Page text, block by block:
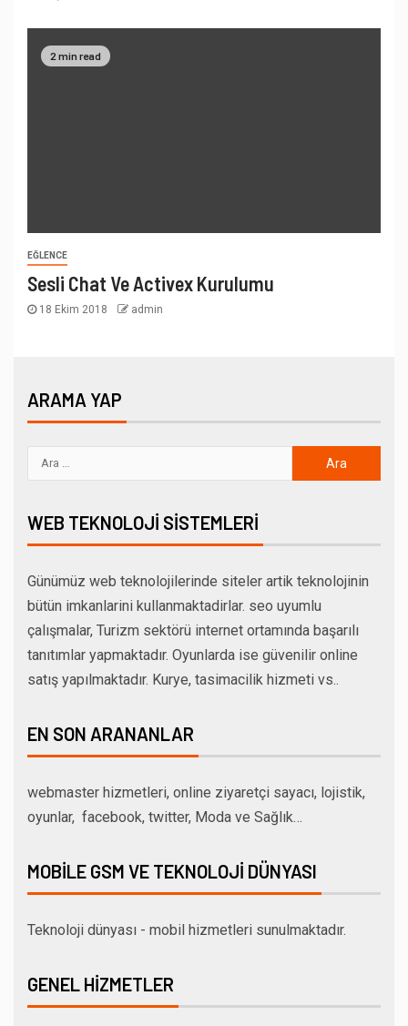
2 min read
EĞLENCE
Sesli Chat Ve Activex Kurulumu
18 Ekim 2018 admin
ARAMA YAP
WEB TEKNOLOJI SISTEMLERI
Günümüz web teknolojilerinde siteler artik teknolojinin
bütün imkanlarini kullanmaktadirlar. seo uyumlu
çalışmalar, Turizm sektörü internet ortamında başarılı
tanıtımlar yapmaktadır. Oyunlarda ise güvenilir online
satış yapılmaktadır. Kurye, tasimacilik hizmeti vs..
EN SON ARANANLAR
webmaster hizmetleri, online ziyaretçi sayacı, lojistik,
oyunlar, facebook, twitter, Moda ve Sağlık…
MOBILE GSM VE TEKNOLOJI DÜNYASI
Teknoloji dünyası - mobil hizmetleri sunulmaktadır.
GENEL HIZMETLER